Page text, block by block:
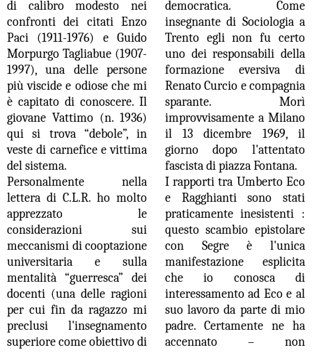
di calibro modesto nei
confronti dei citati Enzo
Paci (1911-1976) e Guido
Morpurgo Tagliabue (1907-
1997), una delle persone
più viscide e odiose che mi
è capitato di conoscere. Il
giovane Vattimo (n. 1936)
qui si trova “debole”, in
veste di carnefice e vittima
del sistema.
Personalmente nella
lettera di C.L.R. ho molto
apprezzato le
considerazioni sui
meccanismi di cooptazione
universitaria e sulla
mentalità “guerresca” dei
docenti (una delle ragioni
per cui fin da ragazzo mi
preclusi l'insegnamento
superiore come obiettivo di
democratica. Come
insegnante di Sociologia a
Trento egli non fu certo
uno dei responsabili della
formazione eversiva di
Renato Curcio e compagnia
sparante. Morì
improvvisamente a Milano
il 13 dicembre 1969, il
giorno dopo l'attentato
fascista di piazza Fontana.
I rapporti tra Umberto Eco
e Ragghianti sono stati
praticamente inesistenti :
questo scambio epistolare
con Segre è l'unica
manifestazione esplicita
che io conosca di
interessamento ad Eco e al
suo lavoro da parte di mio
padre. Certamente ne ha
accennato – non